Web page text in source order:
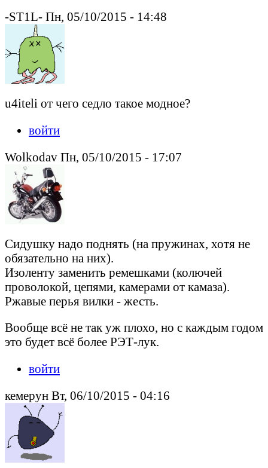
-ST1L- Пн, 05/10/2015 - 14:48
u4iteli от чего седло такое модное?
войти
Wolkodav Пн, 05/10/2015 - 17:07
Сидушку надо поднять (на пружинах, хотя не
обязательно на них).
Изоленту заменить ремешками (колючей
проволокой, цепями, камерами от камаза).
Ржавые перья вилки - жесть.
Вообще всё не так уж плохо, но с каждым годом
это будет всё более РЭТ-лук.
войти
кемерун Вт, 06/10/2015 - 04:16